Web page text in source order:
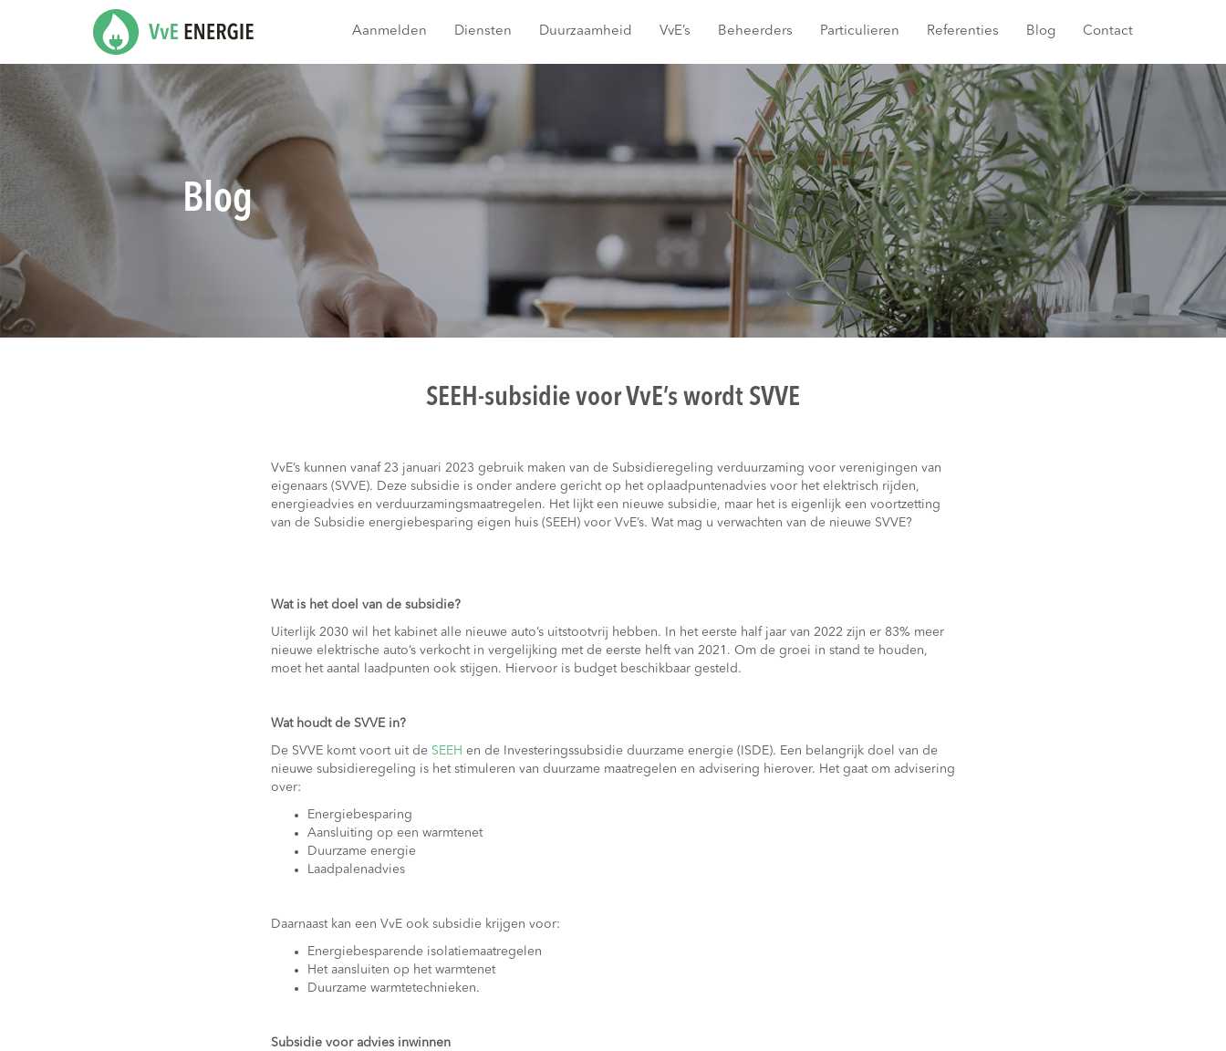
Aanmelden Diensten Duurzaamheid VvE’s Beheerders Particulieren Referenties Blog Contact
Blog
SEEH-subsidie voor VvE’s wordt SVVE
VvE’s kunnen vanaf 23 januari 2023 gebruik maken van de Subsidieregeling verduurzaming voor verenigingen van
eigenaars (SVVE). Deze subsidie is onder andere gericht op het oplaadpuntenadvies voor het elektrisch rijden,
energieadvies en verduurzamingsmaatregelen. Het lijkt een nieuwe subsidie, maar het is eigenlijk een voortzetting
van de Subsidie energiebesparing eigen huis (SEEH) voor VvE’s. Wat mag u verwachten van de nieuwe SVVE?
Wat is het doel van de subsidie?
Uiterlijk 2030 wil het kabinet alle nieuwe auto’s uitstootvrij hebben. In het eerste half jaar van 2022 zijn er 83% meer
nieuwe elektrische auto’s verkocht in vergelijking met de eerste helft van 2021. Om de groei in stand te houden,
moet het aantal laadpunten ook stijgen. Hiervoor is budget beschikbaar gesteld.
Wat houdt de SVVE in?
De SVVE komt voort uit de SEEH en de Investeringssubsidie duurzame energie (ISDE). Een belangrijk doel van de
nieuwe subsidieregeling is het stimuleren van duurzame maatregelen en advisering hierover. Het gaat om advisering
over:
Energiebesparing
Aansluiting op een warmtenet
Duurzame energie
Laadpalenadvies
Daarnaast kan een VvE ook subsidie krijgen voor:
Energiebesparende isolatiemaatregelen
Het aansluiten op het warmtenet
Duurzame warmtetechnieken.
Subsidie voor advies inwinnen